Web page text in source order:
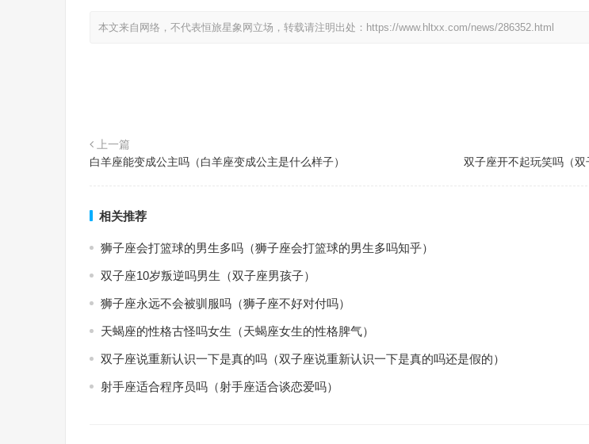
本文来自网络，不代表恒旅星象网立场，转载请注明出处： https://www.hltxx.com/news/286352.html
上一篇
白羊座能变成公主吗（白羊座变成公主是什么样子）
双子座开不起玩笑吗（双
相关推荐
狮子座会打篮球的男生多吗（狮子座会打篮球的男生多吗知乎）
双子座10岁叛逆吗男生（双子座男孩子）
狮子座永远不会被驯服吗（狮子座不好对付吗）
天蝎座的性格古怪吗女生（天蝎座女生的性格脾气）
双子座说重新认识一下是真的吗（双子座说重新认识一下是真的吗还是假的）
射手座适合程序员吗（射手座适合谈恋爱吗）